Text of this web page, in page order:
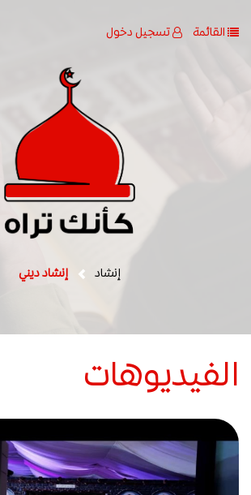
القائمة تسجيل دخول
إنشاد إنشاد ديني
الفيديوهات